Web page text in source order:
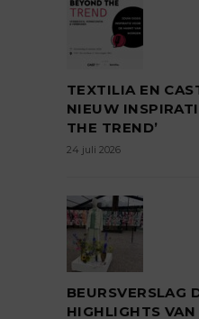
TEXTILIA EN
NIEUW
THE TREND’
24 juli 2026
BEURSVERSLAG
HIGHLIGHTS